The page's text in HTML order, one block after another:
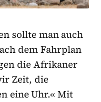
sollte man auch
dem Fahrplan
die Afrikaner
Zeit, die
eine Uhr.« Mit